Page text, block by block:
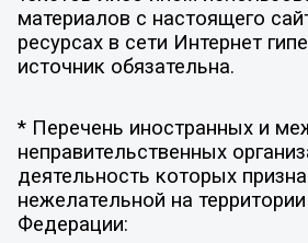
материалов с настоящего
ресурсах в сети Интернет
источник обязательна.
* Перечень иностранных и
неправительственных
деятельность которых
нежелательной на
Федерации: